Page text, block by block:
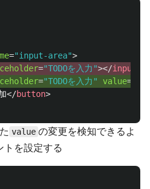
="input-area">
="TODOを入力"></input
="TODOを入力" value=
</button>
value の変更を検知できるよ
トを設定する